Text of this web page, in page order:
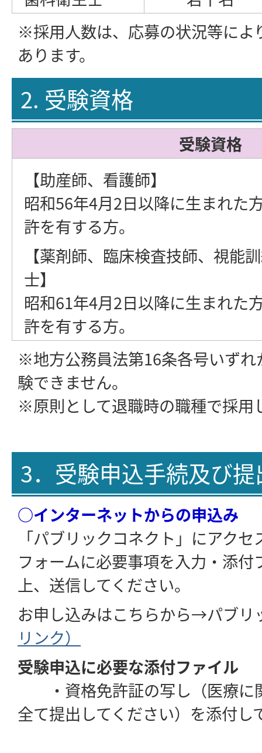
※採用人数は、応募の状況等によ
あります。
2. 受験資格
受験資格
【助産師、看護師】
昭和56年4月2日以降に生まれた
許を有する方。
【薬剤師、臨床検査技師、視能
士】
昭和61年4月2日以降に生まれた
許を有する方。
※地方公務員法第16条各号いず
験できません。
※原則として退職時の職種で採用
3．受験申込手続及び
○インターネットからの申込み
「パブリックコネクト」にアク
フォームに必要事項を入力・添
上、送信してください。
お申し込みはこちらから→パブリ
リンク）
受験申込に必要な添付ファイル
・資格免許証の写し（医療に
全て提出してください）を添付し